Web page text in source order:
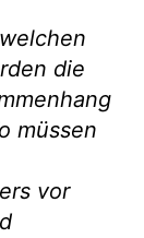
die
müssen
vor